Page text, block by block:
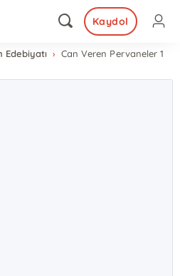
Kaydol
Edebiyatı Can Veren Pervaneler 1